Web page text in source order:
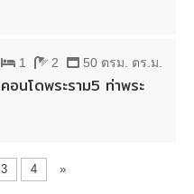
1 2 50 ตรม. ตร.ม.
คอนโดพระราม5 ท่าพระ
3 4 »